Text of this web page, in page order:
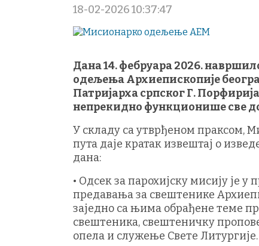
18-02-2026 10:37:47
Дана 14. фебруара 2026.
одељења Архиепископије
Патријарха српског Г.
непрекидно функционише све
У складу са утврђеном праксом,
пута даје кратак извештај о
дана:
• Одсек за парохијску мисију је
предавања за свештенике
заједно са њима обрађене теме
свештеника, свештеничку
опела и служење Свете Литургије.